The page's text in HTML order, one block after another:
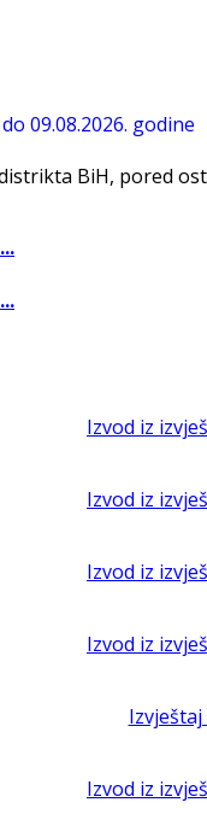
BiH, pored
Izvod iz
Izvod iz
Izvod iz
Izvod iz
Izvod iz